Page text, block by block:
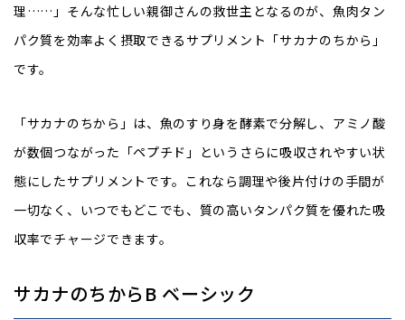
理……」そんな忙しい親御さんの救世主となるのが、魚肉タン
パク質を効率よく摂取できるサプリメント「サカナのちから」
です。
「サカナのちから」は、魚のすり身を酵素で分解し、アミノ酸
が数個つながった「ペプチド」というさらに吸収されやすい状
態にしたサプリメントです。これなら調理や後片付けの手間が
一切なく、いつでもどこでも、質の高いタンパク質を優れた吸
収率でチャージできます。
サカナのちからB ベーシック